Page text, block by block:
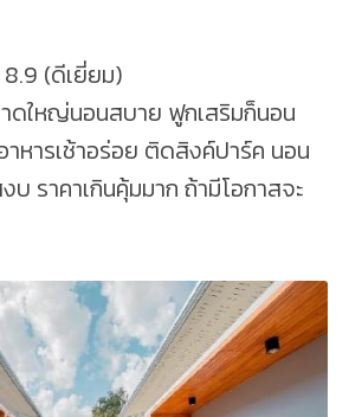
8.9 (ดีเยี่ยม)
ดใหญ่นอนสบาย ฟูกเสริมก็นอน
หารเช้าอร่อย ติดสิงค์ปาร์ค นอน
ราคาเกินคุ้มมาก ถ้ามีโอกาสจะ